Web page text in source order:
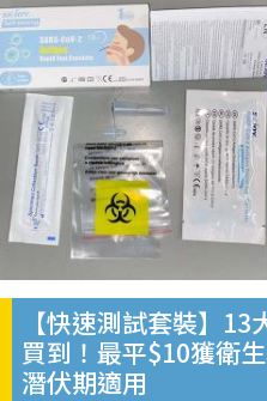
【快速測試套裝】
買到！最平$10獲衛
潛伏期適用